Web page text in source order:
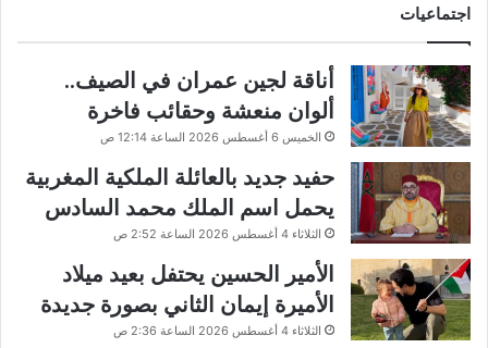
اجتماعيات
أناقة لجين عمران في الصيف..
ألوان منعشة وحقائب فاخرة
الخميس 6 أغسطس 2026 الساعة 12:14 ص
حفيد جديد بالعائلة الملكية المغربية
يحمل اسم الملك محمد السادس
الثلاثاء 4 أغسطس 2026 الساعة 2:52 ص
الأمير الحسين يحتفل بعيد ميلاد
الأميرة إيمان الثاني بصورة جديدة
الثلاثاء 4 أغسطس 2026 الساعة 2:36 ص